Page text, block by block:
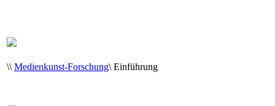
\\ Medienkunst-Forschung\ Einführung